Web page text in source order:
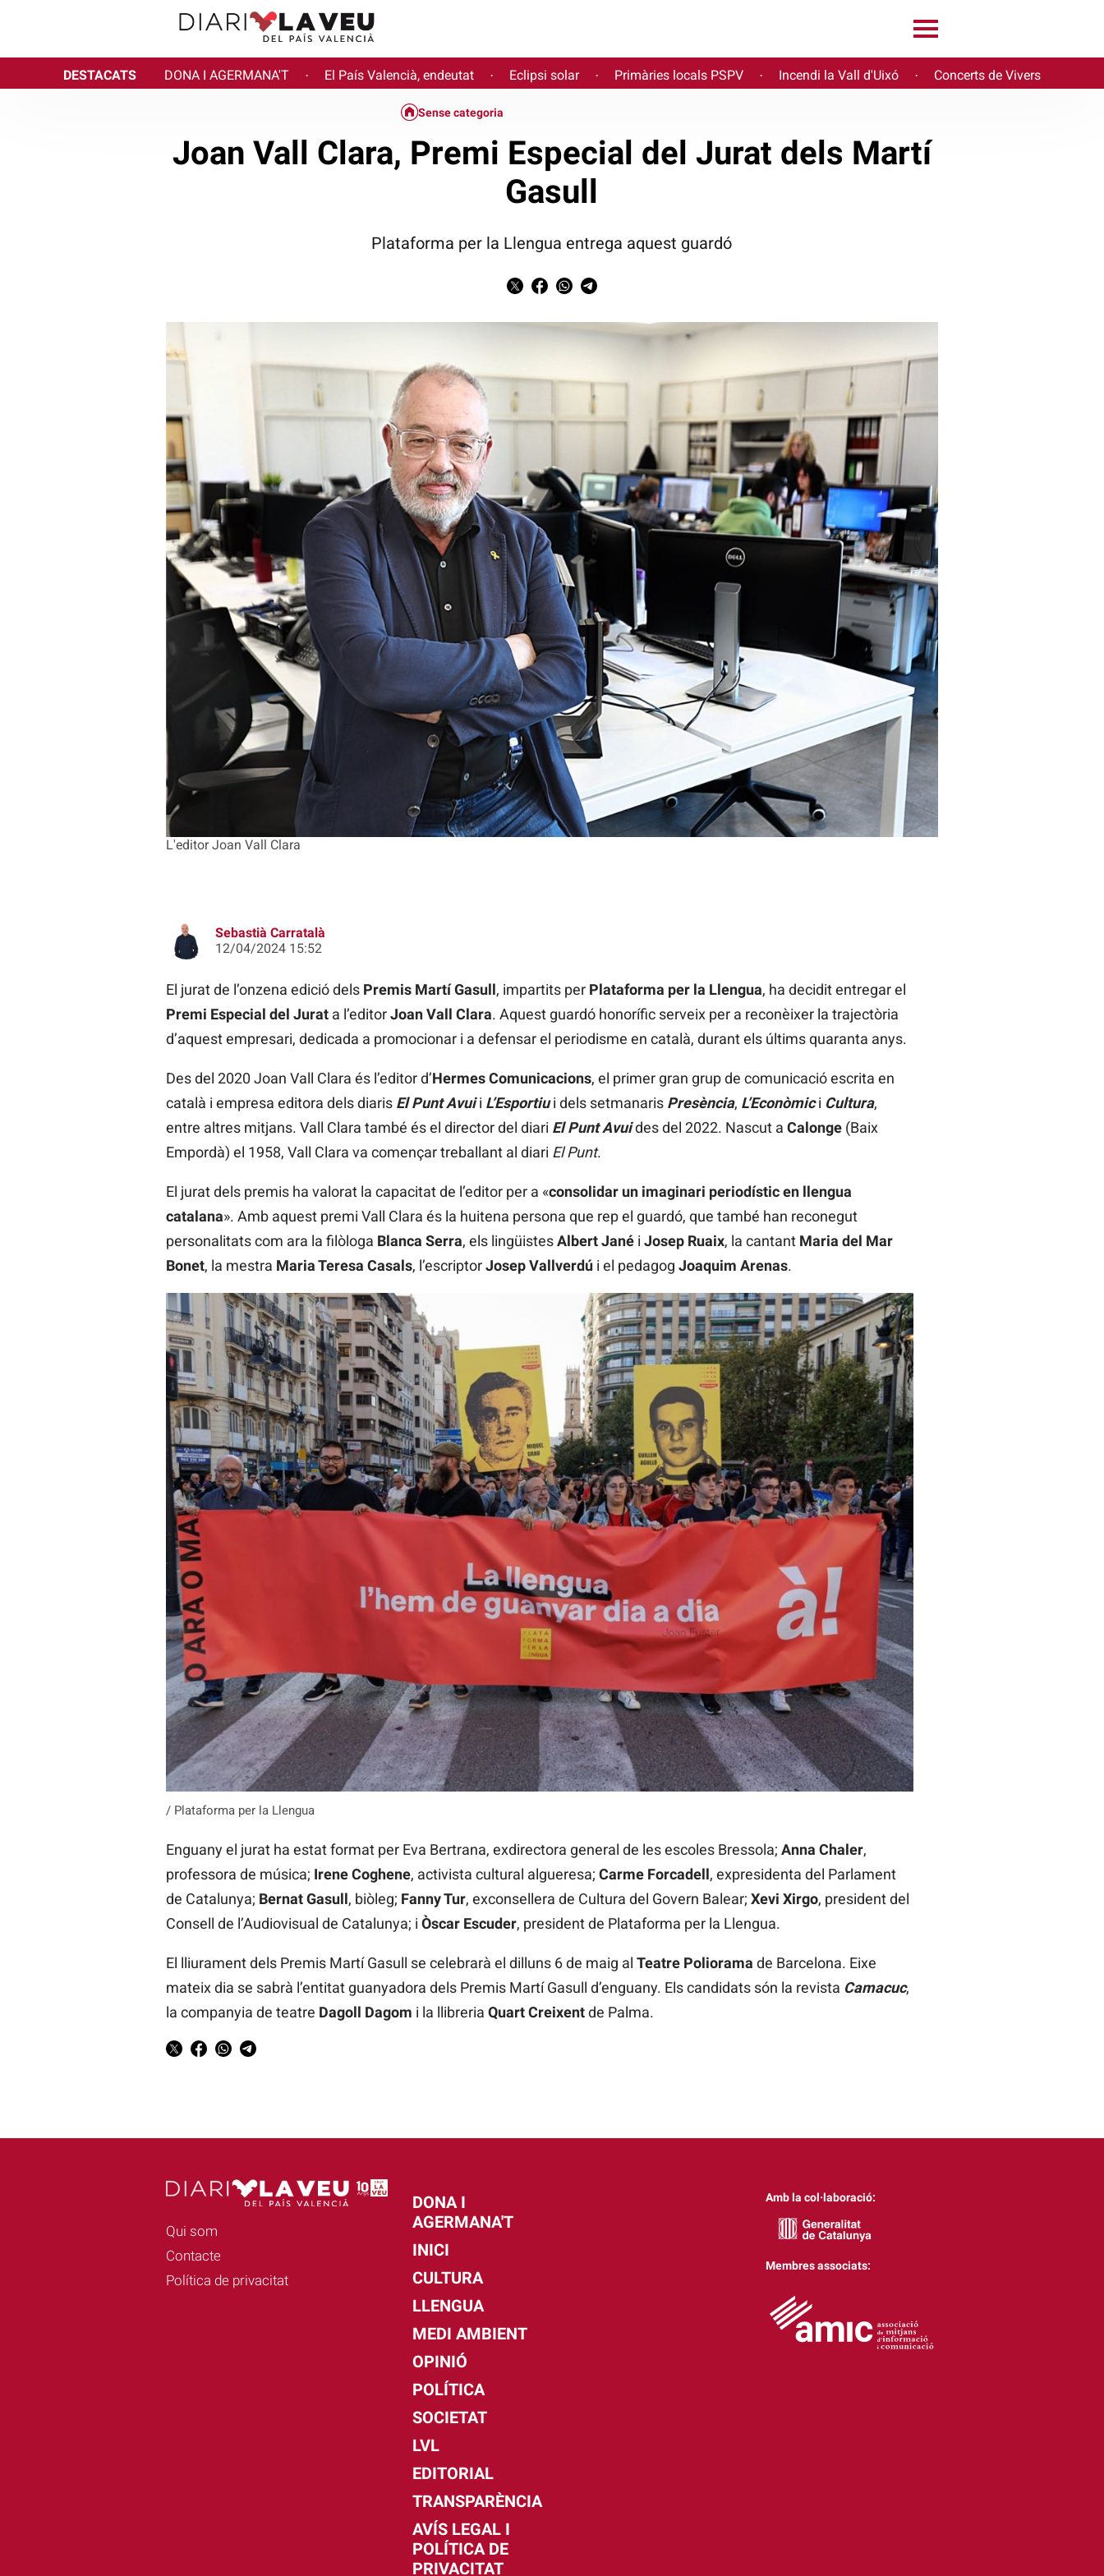
DESTACATS DONA I AGERMANA'T · El País Valencià, endeutat · Eclipsi solar · Primàries locals PSPV · Incendi la Vall d'Uixó · Concerts de Vivers
L'editor Joan Vall Clara
Sense categoria
Joan Vall Clara, Premi Especial del Jurat dels Martí
Gasull
Plataforma per la Llengua entrega aquest guardó
Sebastià Carratalà
12/04/2024 15:52
El jurat de l’onzena edició dels Premis Martí Gasull, impartits per Plataforma per la Llengua, ha decidit entregar el
Premi Especial del Jurata l’editorJoan Vall Clara. Aquest guardó honorífic serveix per a reconèixer la trajectòria
d’aquest empresari, dedicada a promocionar i a defensar el periodisme en català, durant els últims quaranta anys.
Des del 2020 Joan Vall Clara és l’editor d’Hermes Comunicacions, el primer gran grup de comunicació escrita en
català i empresa editora dels diaris El Punt Avuii L’Esportiu i dels setmanaris Presència, L’Econòmici Cultura,
entre altres mitjans. Vall Clara també és el director del diari El Punt Avuides del 2022. Nascut a Calonge(Baix
Empordà) el 1958, Vall Clara va començar treballant al diari El Punt.
El jurat dels premis ha valorat la capacitat de l’editor per a «consolidar un imaginari periodístic en llengua
catalana». Amb aquest premi Vall Clara és la huitena persona que rep el guardó, que també han reconegut
personalitats com ara la filòloga Blanca Serra, els lingüistesAlbert Janéi Josep Ruaix, la cantant Maria del Mar
Bonet, la mestra Maria Teresa Casals, l’escriptorJosep Vallverdúi el pedagog Joaquim Arenas.
/ Plataforma per la Llengua
Enguany el jurat ha estat format per Eva Bertrana, exdirectora general de les escoles Bressola; Anna Chaler,
professora de música; Irene Coghene, activista cultural algueresa; Carme Forcadell, expresidenta del Parlament
de Catalunya; Bernat Gasull, biòleg; Fanny Tur, exconsellera de Cultura del Govern Balear; Xevi Xirgo, president del
Consell de l’Audiovisual de Catalunya; i Òscar Escuder, president de Plataforma per la Llengua.
El lliurament dels Premis Martí Gasull se celebrarà el dilluns 6 de maig al Teatre Poliorama de Barcelona. Eixe
mateix dia se sabrà l’entitat guanyadora dels Premis Martí Gasull d’enguany. Els candidats són la revista Camacuc,
la companyia de teatre Dagoll Dagom i la llibreria Quart Creixentde Palma.
Qui som
Contacte
Política de privacitat
DONA I
AGERMANA'T
INICI
CULTURA
LLENGUA
MEDI AMBIENT
OPINIÓ
POLÍTICA
SOCIETAT
LVL
EDITORIAL
TRANSPARÈNCIA
AVÍS LEGAL I
POLÍTICA DE
PRIVACITAT
Amb la col·laboració:
Membres associats: